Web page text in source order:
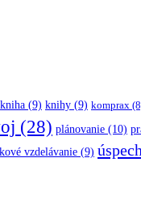
kniha (9) knihy (9) komprax
(28) plánovanie (10)
vzdelávanie (9) úspech